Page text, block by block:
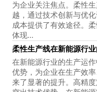
为企业关注焦点。柔性
越，通过技术创新与优
成本提供了有效途径。
体现...
柔性生产线在新能源行
在新能源行业的生产运
优势，为企业在生产效
来了显著的提升。高精